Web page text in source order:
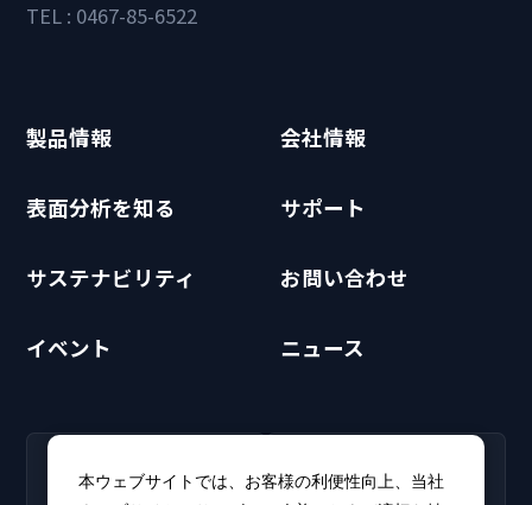
TEL : 0467-85-6522
製品情報 会社情報
表面分析を知る サポート
サステナビリティ お問い合わせ
イベント ニュース
採用情報 CLUB PHI（会員専
本ウェブサイトでは、お客様の利便性向上、当社